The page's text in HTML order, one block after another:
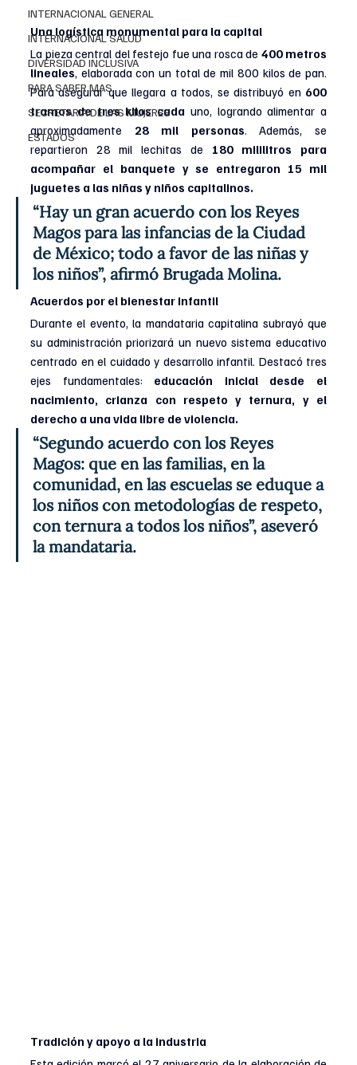
INTERNACIONAL GENERAL
INTERNACIONAL SALUD
DIVERSIDAD INCLUSIVA
PARA SABER MAS
SECRETARIA DE LAS MUJERES
ESTADOS
Una logística monumental para la capital
La pieza central del festejo fue una rosca de 400 metros
lineales, elaborada con un total de mil 800 kilos de pan.
Para asegurar que llegara a todos, se distribuyó en 600
tramos de tres kilos cada uno, logrando alimentar a
aproximadamente 28 mil personas. Además, se
repartieron 28 mil lechitas de 180 mililitros para
acompañar el banquete y se entregaron 15 mil
juguetes a las niñas y niños capitalinos.
“Hay un gran acuerdo con los Reyes
Magos para las infancias de la Ciudad
de México; todo a favor de las niñas y
los niños”, afirmó Brugada Molina.
Acuerdos por el bienestar infantil
Durante el evento, la mandataria capitalina subrayó que
su administración priorizará un nuevo sistema educativo
centrado en el cuidado y desarrollo infantil. Destacó tres
ejes fundamentales: educación inicial desde el
nacimiento, crianza con respeto y ternura, y el
derecho a una vida libre de violencia.
“Segundo acuerdo con los Reyes
Magos: que en las familias, en la
comunidad, en las escuelas se eduque a
los niños con metodologías de respeto,
con ternura a todos los niños”, aseveró
la mandataria.
Tradición y apoyo a la industria